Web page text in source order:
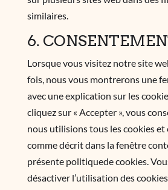
similaires.
6.
Lorsque vous visitez notre site
fois, nous vous montrerons une
avec une explication sur les
cliquez sur « Accepter », vous
nous utilisions tous les cookies et
comme décrit dans la fenêtre
présente politiquede cookies.
désactiver l’utilisation des